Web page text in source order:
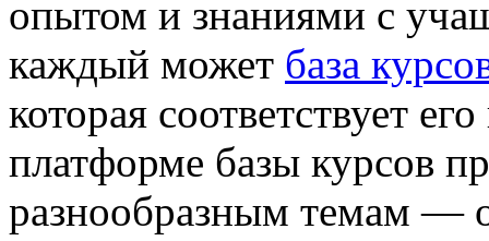
опытом и знаниями с
каждый может база
которая соответствует
платформе базы курсов
разнообразным темам —